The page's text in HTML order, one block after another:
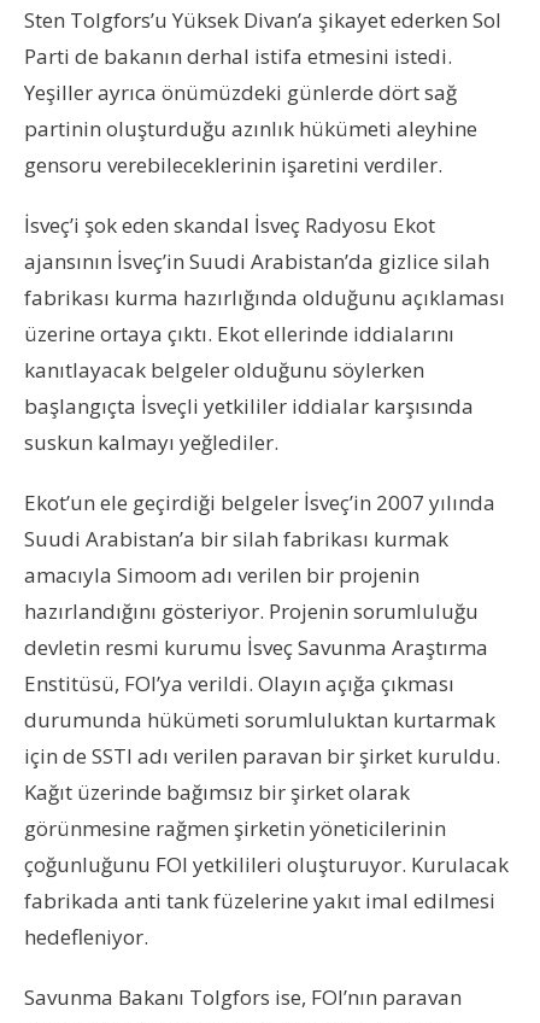
Sten Tolgfors’u Yüksek Divan’a şikayet ederken Sol
Parti de bakanın derhal istifa etmesini istedi.
Yeşiller ayrıca önümüzdeki günlerde dört sağ
partinin oluşturduğu azınlık hükümeti aleyhine
gensoru verebileceklerinin işaretini verdiler.
İsveç’i şok eden skandal İsveç Radyosu Ekot
ajansının İsveç’in Suudi Arabistan’da gizlice silah
fabrikası kurma hazırlığında olduğunu açıklaması
üzerine ortaya çıktı. Ekot ellerinde iddialarını
kanıtlayacak belgeler olduğunu söylerken
başlangıçta İsveçli yetkililer iddialar karşısında
suskun kalmayı yeğlediler.
Ekot’un ele geçirdiği belgeler İsveç’in 2007 yılında
Suudi Arabistan’a bir silah fabrikası kurmak
amacıyla Simoom adı verilen bir projenin
hazırlandığını gösteriyor. Projenin sorumluluğu
devletin resmi kurumu İsveç Savunma Araştırma
Enstitüsü, FOI’ya verildi. Olayın açığa çıkması
durumunda hükümeti sorumluluktan kurtarmak
için de SSTI adı verilen paravan bir şirket kuruldu.
Kağıt üzerinde bağımsız bir şirket olarak
görünmesine rağmen şirketin yöneticilerinin
çoğunluğunu FOI yetkilileri oluşturuyor. Kurulacak
fabrikada anti tank füzelerine yakıt imal edilmesi
hedefleniyor.
Savunma Bakanı Tolgfors ise, FOI’nın paravan